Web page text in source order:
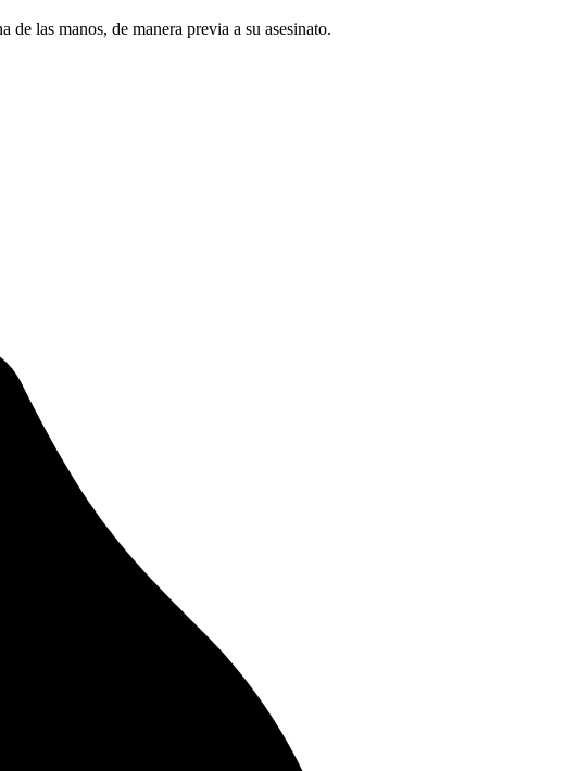
las manos, de manera previa a su asesinato.